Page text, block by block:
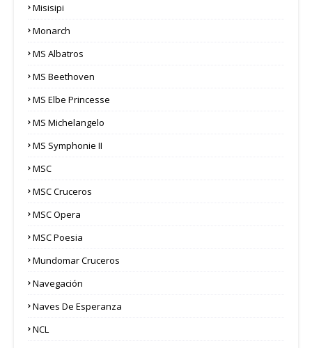
Misisipi
Monarch
MS Albatros
MS Beethoven
MS Elbe Princesse
MS Michelangelo
MS Symphonie II
MSC
MSC Cruceros
MSC Opera
MSC Poesia
Mundomar Cruceros
Navegación
Naves De Esperanza
NCL